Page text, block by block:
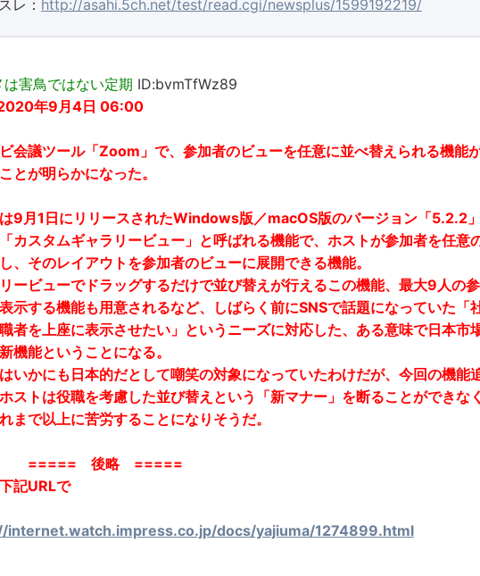
レ： http://asahi.5ch.net/test/read.cgi/newsplus/1599192219/
は害鳥ではない定期 ID:bvmTfWz89
年9月4日 06:00
会議ツール「Zoom」で、参加者のビューを任意に並べ替えられる機能
とが明らかになった。
9月1日にリリースされたWindows版／macOS版のバージョン「5.2.2
カスタムギャラリービュー」と呼ばれる機能で、ホストが参加者を任意
、そのレイアウトを参加者のビューに展開できる機能。
ービューでドラッグするだけで並び替えが行えるこの機能、最大9人の
示する機能も用意されるなど、しばらく前にSNSで話題になっていた「
者を上座に表示させたい」というニーズに対応した、ある意味で日本市
機能ということになる。
いかにも日本的だとして嘲笑の対象になっていたわけだが、今回の機能
ストは役職を考慮した並び替えという「新マナー」を断ることができな
まで以上に苦労することになりそうだ。
後略 =====
記URLで
internet.watch.impress.co.jp/docs/yajiuma/1274899.html